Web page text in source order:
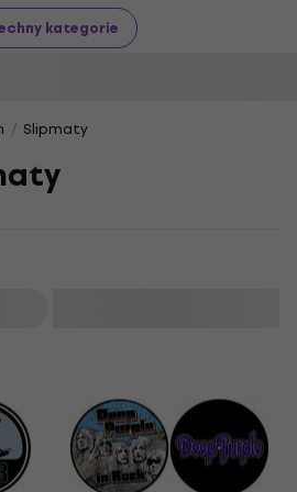
kategorie
Slipmaty